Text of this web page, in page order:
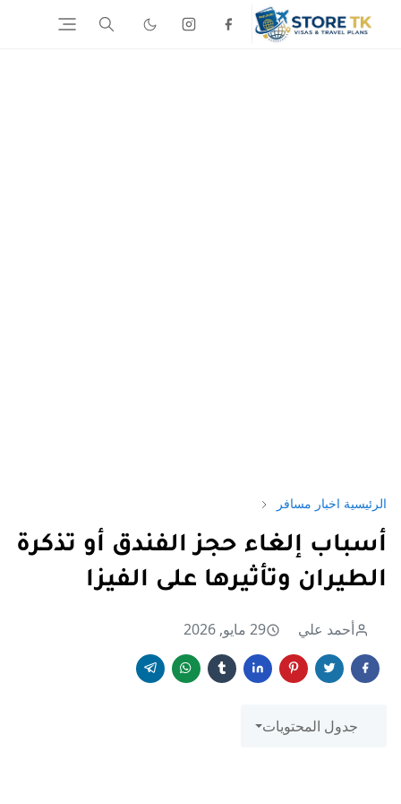
الرئيسية اخبار مسافر
أسباب إلغاء حجز الفندق أو تذكرة
الطيران وتأثيرها على الفيزا
أحمد علي 29 مايو, 2026
جدول المحتويات